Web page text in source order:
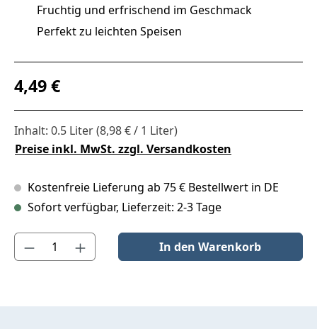
Fruchtig und erfrischend im Geschmack
Perfekt zu leichten Speisen
Regulärer Preis:
4,49 €
Inhalt: 0.5 Liter(8,98 € / 1 Liter)
Preise inkl. MwSt. zzgl. Versandkosten
Kostenfreie Lieferung ab 75 € Bestellwert in DE
Sofort verfügbar, Lieferzeit: 2-3 Tage
Produkt Anzahl: Gib den gewünschten Wert ein oder benutze
In den Warenkorb